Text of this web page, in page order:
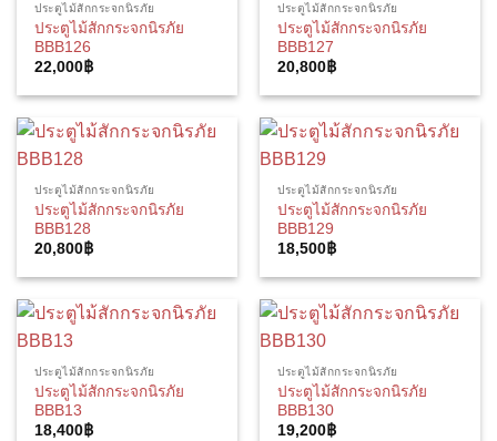
ประตูไม้สักกระจกนิรภัย
ประตูไม้สักกระจกนิรภัย
BBB126
22,000 ฿
ประตูไม้สักกระจกนิรภัย
ประตูไม้สักกระจกนิรภัย
BBB127
20,800 ฿
ประตูไม้สักกระจกนิรภัย
ประตูไม้สักกระจกนิรภัย
BBB128
20,800 ฿
ประตูไม้สักกระจกนิรภัย
ประตูไม้สักกระจกนิรภัย
BBB129
18,500 ฿
ประตูไม้สักกระจกนิรภัย
ประตูไม้สักกระจกนิรภัย
BBB13
18,400 ฿
ประตูไม้สักกระจกนิรภัย
ประตูไม้สักกระจกนิรภัย
BBB130
19,200 ฿